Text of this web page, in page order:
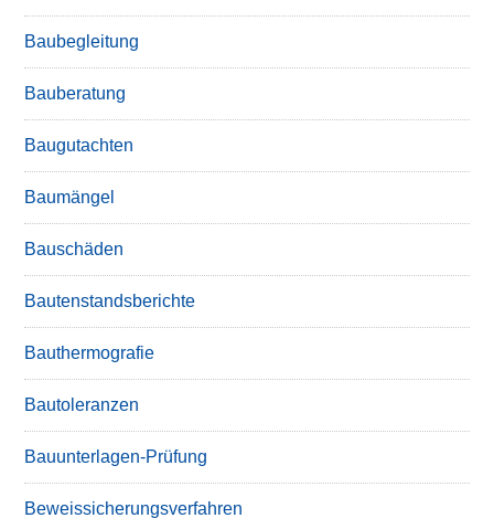
Baubegleitung
Bauberatung
Baugutachten
Baumängel
Bauschäden
Bautenstandsberichte
Bauthermografie
Bautoleranzen
Bauunterlagen-Prüfung
Beweissicherungsverfahren